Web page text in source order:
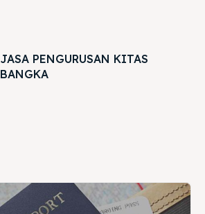
JASA PENGURUSAN KITAS
BANGKA